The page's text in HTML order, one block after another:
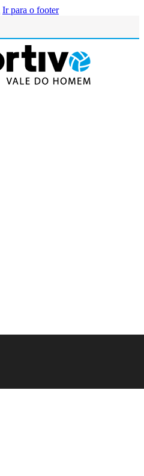
Ir para o footer